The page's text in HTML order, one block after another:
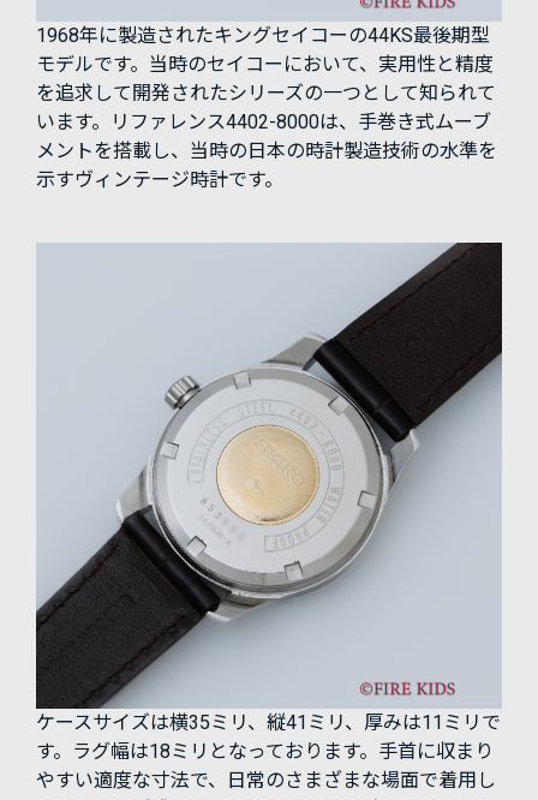
1968年に製造されたキングセイコーの44KS最後期型
モデルです。当時のセイコーにおいて、実用性と精度
を追求して開発されたシリーズの一つとして知られて
います。リファレンス4402-8000は、手巻き式ムーブ
メントを搭載し、当時の日本の時計製造技術の水準を
示すヴィンテージ時計です。
ケースサイズは横35ミリ、縦41ミリ、厚みは11ミリで
す。ラグ幅は18ミリとなっております。手首に収まり
やすい適度な寸法で、日常のさまざまな場面で着用し